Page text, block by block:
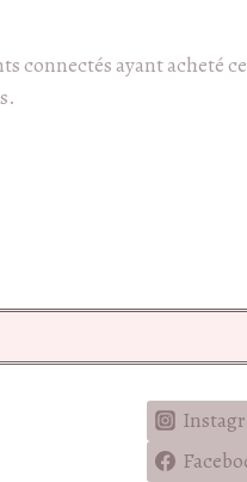
connectés ayant acheté